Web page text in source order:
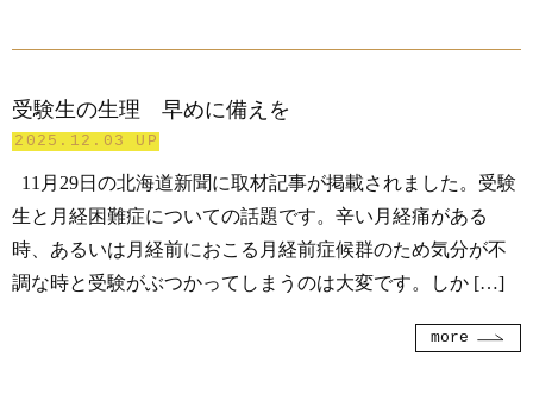
受験生の生理 早めに備えを
2025.12.03 UP
11月29日の北海道新聞に取材記事が掲載されました。受験
生と月経困難症についての話題です。辛い月経痛がある
時、あるいは月経前におこる月経前症候群のため気分が不
調な時と受験がぶつかってしまうのは大変です。しか […]
more